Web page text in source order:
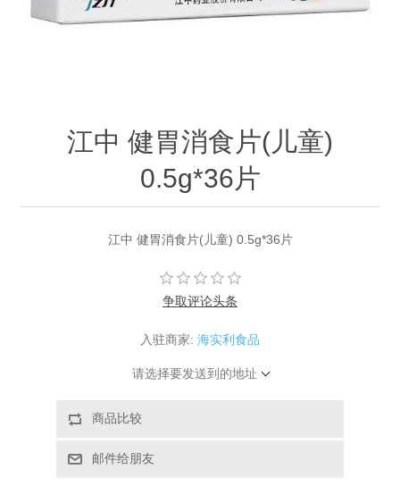
江中 健胃消食片(儿童)
0.5g*36片
江中 健胃消食片(儿童) 0.5g*36片
争取评论头条
入驻商家: 海实利食品
请选择要发送到的地址